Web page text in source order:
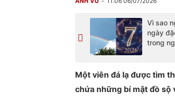
Vì sao
ngày
trong
Một viên đá lạ được tìm
chứa những bí mật đồ sộ